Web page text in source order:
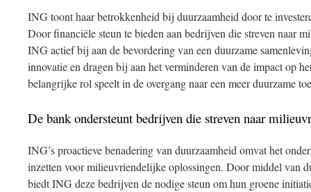
ING toont haar betrokkenheid bij duurzaamheid door te
Door financiële steun te bieden aan bedrijven die streven naar
ING actief bij aan de bevordering van een duurzame
innovatie en dragen bij aan het verminderen van de impact op
belangrijke rol speelt in de overgang naar een meer duurzame
De bank ondersteunt bedrijven die streven naar
ING’s proactieve benadering van duurzaamheid omvat het
inzetten voor milieuvriendelijke oplossingen. Door middel van
biedt ING deze bedrijven de nodige steun om hun groene